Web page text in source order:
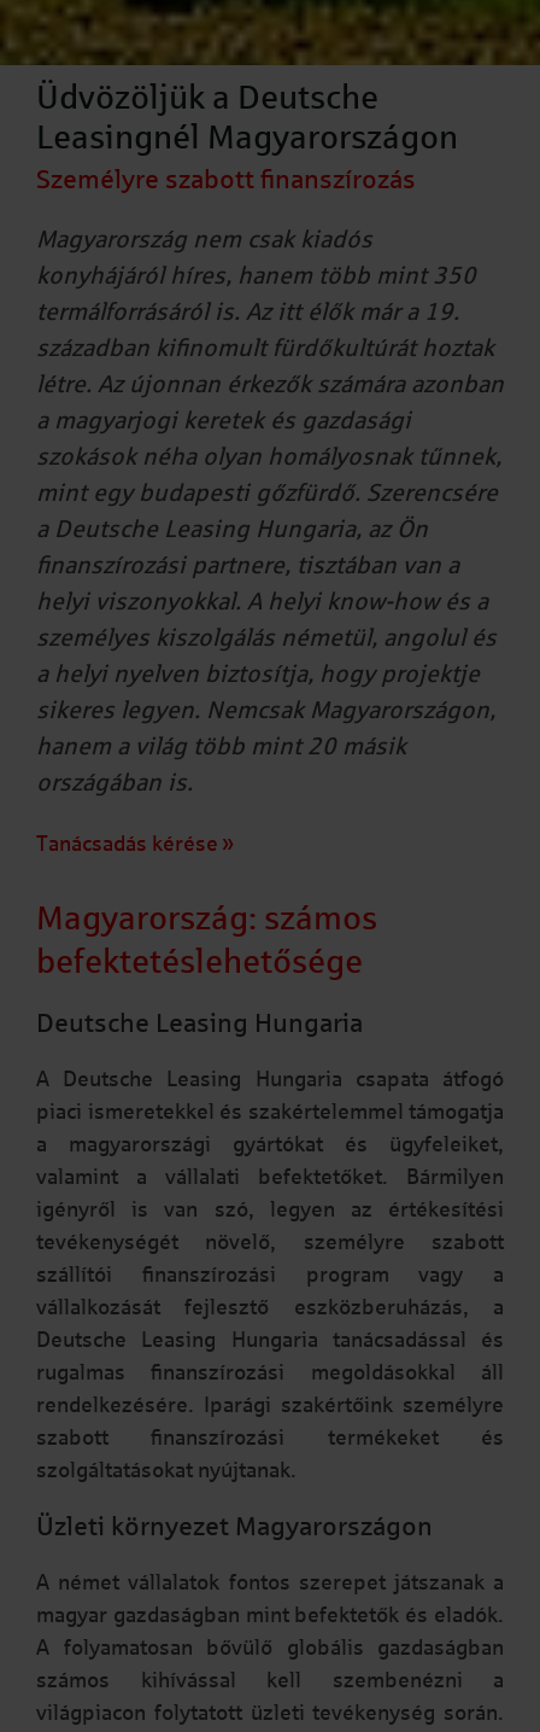
Üdvözöljük a Deutsche
Leasingnél Magyarországon
Személyre szabott finanszírozás
Magyarország nem csak kiadós
konyhájáról híres, hanem több mint 350
termálforrásáról is. Az itt élők már a 19.
században kifinomult fürdőkultúrát hoztak
létre. Az újonnan érkezők számára azonban
a magyarjogi keretek és gazdasági
szokások néha olyan homályosnak tűnnek,
mint egy budapesti gőzfürdő. Szerencsére
a Deutsche Leasing Hungaria, az Ön
finanszírozási partnere, tisztában van a
helyi viszonyokkal. A helyi know-how és a
személyes kiszolgálás németül, angolul és
a helyi nyelven biztosítja, hogy projektje
sikeres legyen. Nemcsak Magyarországon,
hanem a világ több mint 20 másik
országában is.
Tanácsadás kérése
Magyarország: számos
befektetéslehetősége
Deutsche Leasing Hungaria
A Deutsche Leasing Hungaria csapata átfogó
piaci ismeretekkel és szakértelemmel támogatja
a magyarországi gyártókat és ügyfeleiket,
valamint a vállalati befektetőket. Bármilyen
igényről is van szó, legyen az értékesítési
tevékenységét növelő, személyre szabott
szállítói finanszírozási program vagy a
vállalkozását fejlesztő eszközberuházás, a
Deutsche Leasing Hungaria tanácsadással és
rugalmas finanszírozási megoldásokkal áll
rendelkezésére. Iparági szakértőink személyre
szabott finanszírozási termékeket és
szolgáltatásokat nyújtanak.
Üzleti környezet Magyarországon
A német vállalatok fontos szerepet játszanak a
magyar gazdaságban mint befektetők és eladók.
A folyamatosan bővülő globális gazdaságban
számos kihívással kell szembenézni a
világpiacon folytatott üzleti tevékenység során.